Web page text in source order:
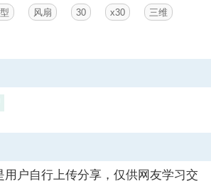
风扇 30 x30 三维
用户自行上传分享，仅供网友学习交